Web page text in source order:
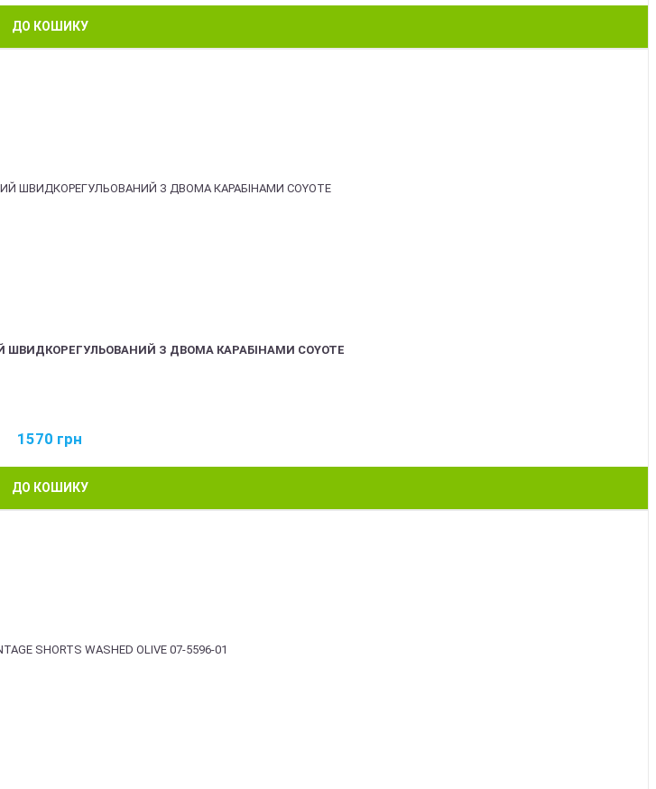
ДО КОШИКУ
ШВИДКОРЕГУЛЬОВАНИЙ З ДВОМА КАРАБІНАМИ COYOTE
1570 грн
ДО КОШИКУ